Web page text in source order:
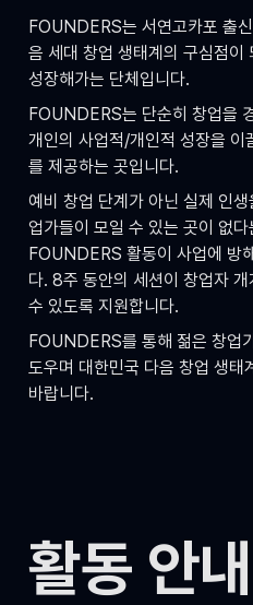
FOUNDERS는 서연고카포 출
음 세대 창업 생태계의 구심점이
성장해가는 단체입니다.
FOUNDERS는 단순히 창업을
개인의 사업적/개인적 성장을 이
를 제공하는 곳입니다.
예비 창업 단계가 아닌 실제 인
업가들이 모일 수 있는 곳이 없
FOUNDERS 활동이 사업에 방
다. 8주 동안의 세션이 창업자
수 있도록 지원합니다.
FOUNDERS를 통해 젊은 창업
도우며 대한민국 다음 창업 생
바랍니다.
활동 안내